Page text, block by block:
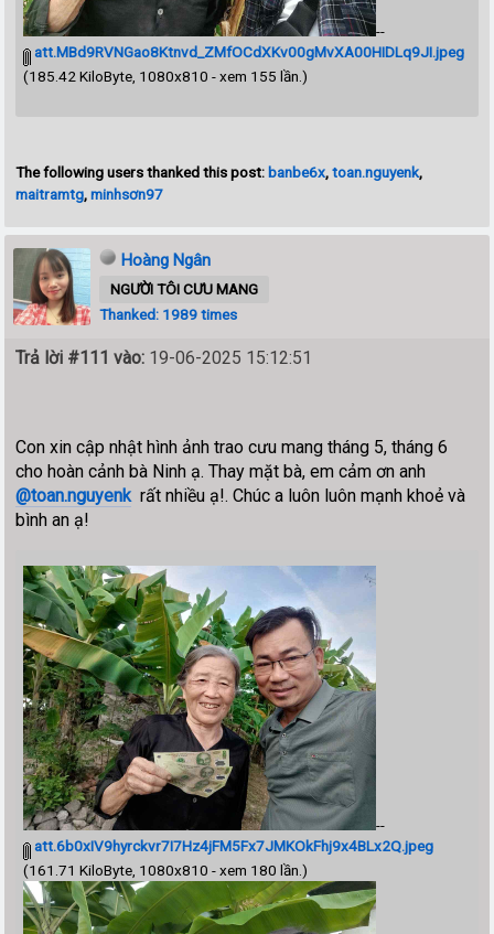
--
att.MBd9RVNGao8Ktnvd_ZMfOCdXKv00gMvXA00HIDLq9JI.jpeg
(185.42 KiloByte, 1080x810 - xem 155 lần.)
The following users thanked this post: banbe6x,toan.nguyenk,
maitramtg,minhsơn97
Hoàng Ngân
NGƯỜI TÔI CƯU MANG
Thanked: 1989 times
Trả lời #111 vào: 19-06-2025 15:12:51
Con xin cập nhật hình ảnh trao cưu mang tháng 5, tháng 6
cho hoàn cảnh bà Ninh ạ. Thay mặt bà, em cảm ơn anh
@toan.nguyenkrất nhiều ạ!. Chúc a luôn luôn mạnh khoẻ và
bình an ạ!
--
att.6b0xIV9hyrckvr7I7Hz4jFM5Fx7JMKOkFhj9x4BLx2Q.jpeg
(161.71 KiloByte, 1080x810 - xem 180 lần.)